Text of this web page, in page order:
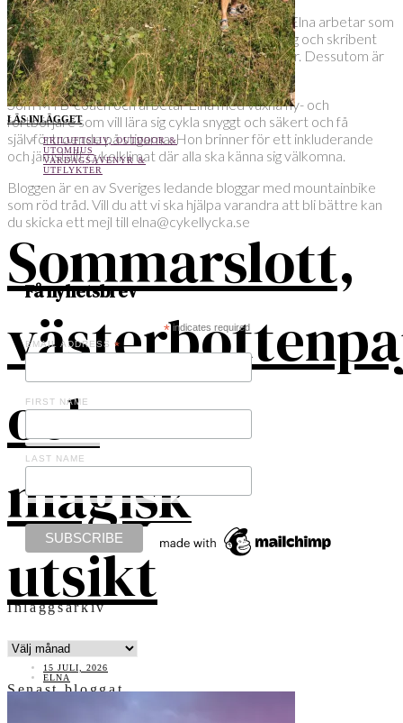
LÄS INLÄGGET
FRILUFTSLIV, OUTDOOR &
UTOMHUS
VARDAGSÄVENYR &
UTFLYKTER
Sommarslott,
och
magisk
utsikt
15 JULI, 2026
ELNA
Hon är MTB-cyklist, uppevelseatlet och lantis. Elna arbetar som
MTB-coach, frilansande kommunikationsstrateg och skribent
med fokus på platser, destinationer och outdoor. Dessutom är
hon deltidsbrandman på Gränna brandstation
Som MTB-coach och arbetar Elna med vuxna ny- och
fortbörjare som vill lära sig cykla snyggt och säkert och få
självförtroende på stigarna. Hon brinner för ett inkluderande
och jämställt cykelklimat där alla ska känna sig välkomna.
Bloggen är en av Sveriges ledande bloggar med mountainbike
som röd tråd. Vill du att vi ska hjälpa varandra att bli bättre kan
du skicka ett mejl till elna@cykellycka.se
Få nyhetsbrev
*indicates required
EMAIL ADDRESS *
FIRST NAME
LAST NAME
Inläggsarkiv
INLÄGGSARKIV
Senast bloggat